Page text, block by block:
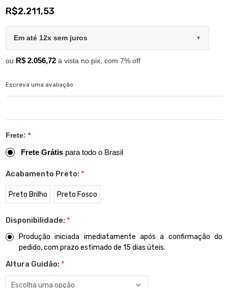
R$2.211,53
Em até 12x sem juros ▼
ou R$ 2.056,72 à vista no pix, com 7% off
Escreva uma avaliação
Frete: *
Frete Grátis para todo o Brasil
Acabamento Preto: *
Preto Brilho Preto Fosco
Disponibilidade: *
Produção iniciada imediatamente após a confirmação do
pedido, com prazo estimado de 15 dias úteis.
Altura Guidão: *